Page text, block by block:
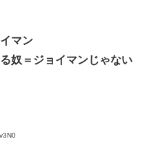
マン
奴＝ジョイマンじゃない